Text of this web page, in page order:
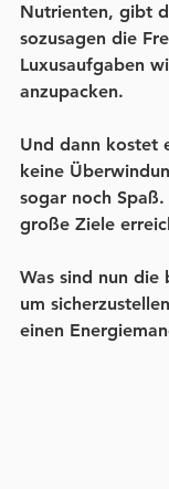
Nutrienten, gibt
sozusagen die
Luxusaufgaben
anzupacken.
Und dann kostet
keine
sogar noch
große Ziele
Was sind nun die
um
einen